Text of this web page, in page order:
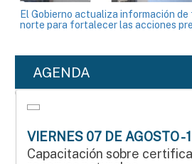
El Gobierno actualiza información de
norte para fortalecer las acciones
AGENDA
VIERNES 07 DE AGOSTO -
Capacitación sobre